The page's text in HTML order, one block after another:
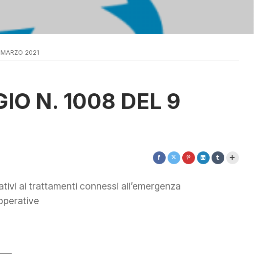
2021
N. 1008 DEL 9
ai trattamenti connessi all’emergenza